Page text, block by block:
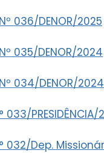
036/DENOR/2025
035/DENOR/2024
034/DENOR/2024
PRESIDÊNCIA/
032/Dep.